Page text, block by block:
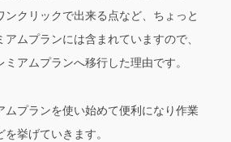
ンクリックで出来る点など、ちょっと
アムプランには含まれていますので、
アムプランへ移行した理由です。
ムプランを使い始めて便利になり作業
挙げていきます。